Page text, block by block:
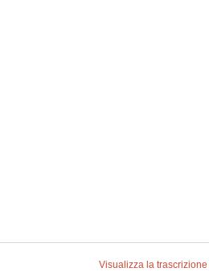
Visualizza la